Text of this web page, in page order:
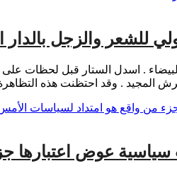
للشعر والزجل بالدار البيضاء . اسدل
المجيد . وقد احتظنت هذه
سياسية عوض اعتبارها